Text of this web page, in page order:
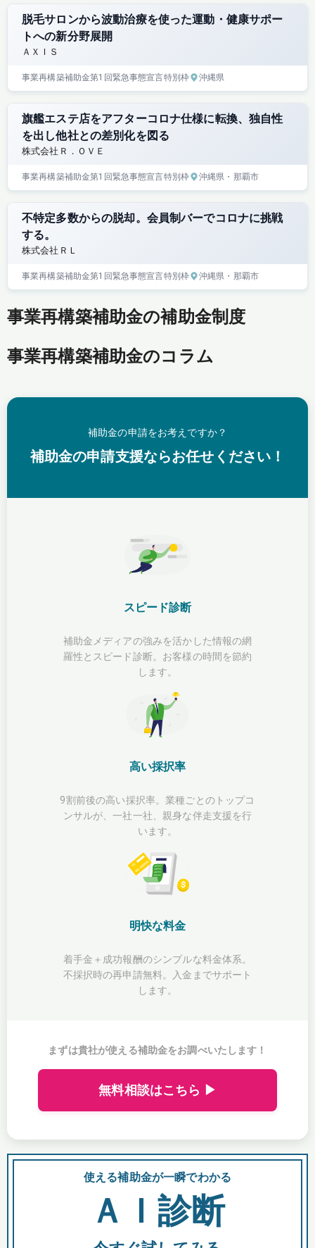
脱毛サロンから波動治療を使った運動・健康サポー
トへの新分野展開
ＡＸＩＳ
事業再構築補助金第1回緊急事態宣言特別枠 沖縄県
旗艦エステ店をアフターコロナ仕様に転換、独自性
を出し他社との差別化を図る
株式会社Ｒ．ＯＶＥ
事業再構築補助金第1回緊急事態宣言特別枠 沖縄県 ・那覇市
不特定多数からの脱却。会員制バーでコロナに挑戦
する。
株式会社ＲＬ
事業再構築補助金第1回緊急事態宣言特別枠 沖縄県 ・那覇市
事業再構築補助金の補助金制度
事業再構築補助金のコラム
補助金の申請をお考えですか？
補助金の申請支援ならお任せください！
スピード診断
補助金メディアの強みを活かした情報の網
羅性とスピード診断。お客様の時間を節約
します。
高い採択率
9割前後の高い採択率。業種ごとのトップコ
ンサルが、一社一社、親身な伴走支援を行
います。
明快な料金
着手金＋成功報酬のシンプルな料金体系。
不採択時の再申請無料。入金までサポート
します。
まずは貴社が使える補助金をお調べいたします！
無料相談はこちら ▶
使える補助金が一瞬でわかる
ＡＩ診断